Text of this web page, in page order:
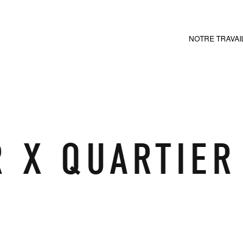
NOTRE TRAVAIL
X QUARTIER